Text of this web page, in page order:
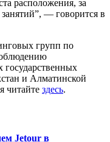
расположения, за
— говорится в
групп по
и Алматинской
читайте здесь.
Jetour в